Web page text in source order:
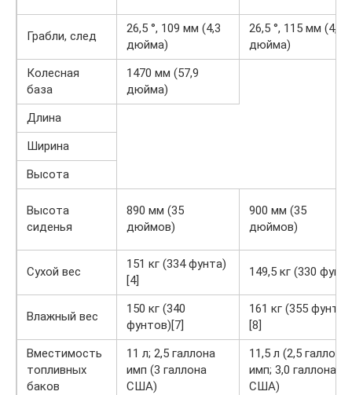
Грабли, след
26,5 °, 109 мм (4,3
дюйма)
26,5 °, 115 мм (4,53
дюйма)
Колесная
база
1470 мм (57,9
дюйма)
Длина
Ширина
Высота
Высота
сиденья
890 мм (35
дюймов)
900 мм (35
дюймов)
Сухой вес
151 кг (334 фунта)
[4]
149,5 кг (330
Влажный вес
150 кг (340
фунтов)[7]
161 кг (355
[8]
Вместимость
топливных
баков
11 л; 2,5 галлона
имп (3 галлона
США)
11,5 л (2,5 галлона
имп; 3,0 галлона
США)